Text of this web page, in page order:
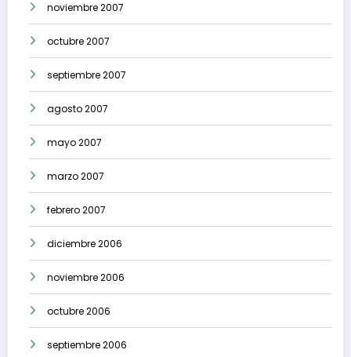
noviembre 2007
octubre 2007
septiembre 2007
agosto 2007
mayo 2007
marzo 2007
febrero 2007
diciembre 2006
noviembre 2006
octubre 2006
septiembre 2006